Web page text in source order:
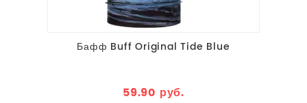
Бафф Buff Original Tide Blue
59.90 руб.